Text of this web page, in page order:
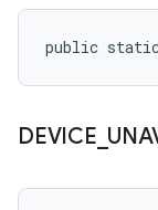
public
DEVICE